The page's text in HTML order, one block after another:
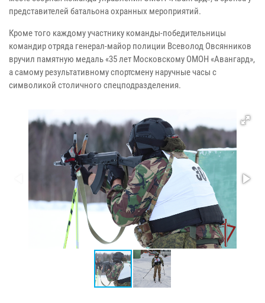
представителей батальона охранных мероприятий.
Кроме того каждому участнику команды-победительницы
командир отряда генерал-майор полиции Всеволод Овсянников
вручил памятную медаль «35 лет Московскому ОМОН «Авангард»,
а самому результативному спортсмену наручные часы с
символикой столичного спецподразделения.